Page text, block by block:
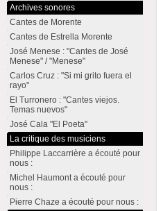
Archives sonores
Cantes de Morente
Cantes de Estrella Morente
José Menese : "Cantes de José
Menese" / "Menese"
Carlos Cruz : "Si mi grito fuera el
rayo"
El Turronero : "Cantes viejos.
Temas nuevos"
José Cala "El Poeta"
La critique des musiciens
Philippe Laccarrière a écouté pour
nous :
Michel Haumont a écouté pour
nous :
Pierre Chaze a écouté pour nous :